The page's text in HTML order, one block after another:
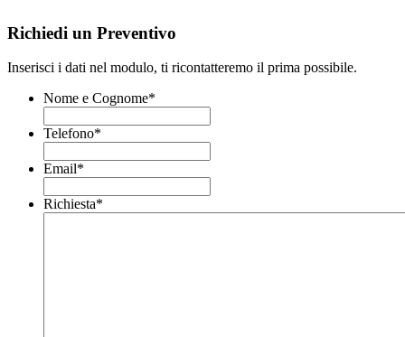
Richiedi un Preventivo
Inserisci i dati nel modulo, ti ricontatteremo il prima possibile.
Nome e Cognome*
Telefono*
Email*
Richiesta*